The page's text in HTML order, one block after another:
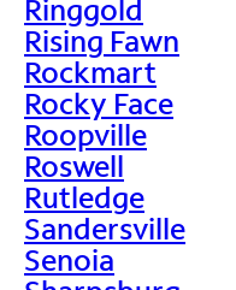
Ringgold
Rising Fawn
Rockmart
Rocky Face
Roopville
Roswell
Rutledge
Sandersville
Senoia